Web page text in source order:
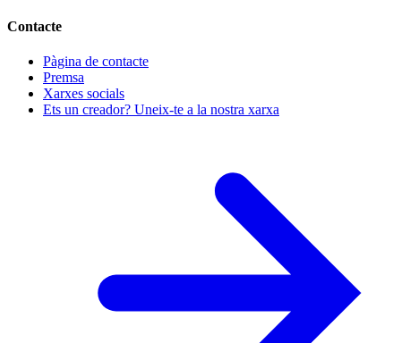
Contacte
Pàgina de contacte
Premsa
Xarxes socials
Ets un creador? Uneix-te a la nostra xarxa